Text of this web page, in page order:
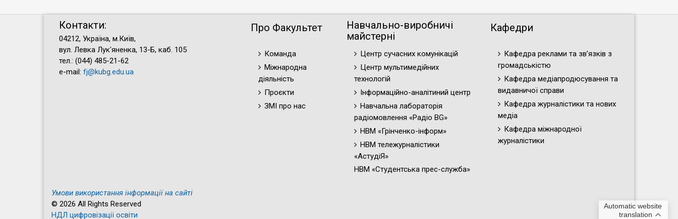
Automatic website
translation
Контакти:
04212, Україна, м.Київ,
вул. Левка Лук'яненка, 13-Б, каб. 105
тел.: (044) 485-21-62
e-mail: fj@kubg.edu.ua
Про Факультет
Команда
Міжнародна
діяльність
Проєкти
ЗМІ про нас
Навчально-виробничі
майстерні
Центр сучасних комунікацій
Центр мультимедійних
технологій
Інформаційно-аналітиний центр
Навчальна лабораторія
радіомовлення «Радіо BG»
НВМ «Грінченко-інформ»
НВМ тележурналістики
«АстудіЯ»
НВМ «Студентська прес-служба»
Кафедри
Кафедра реклами та зв’язків з
громадськістю
Кафедра медіапродюсування та
видавничої справи
Кафедра журналістики та нових
медіа
Кафедра міжнародної
журналістики
Умови використання інформації на сайті
© 2026 All Rights Reserved
НДЛ цифровізації освіти